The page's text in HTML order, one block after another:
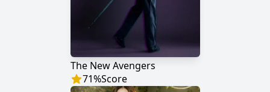
The New Avengers
71%Score